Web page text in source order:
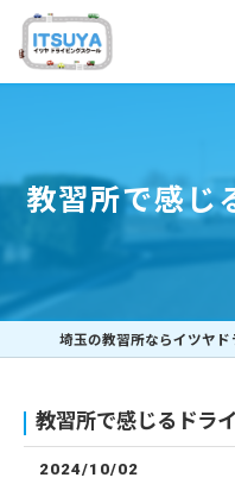
教習所で感じ
教習所で感じるドラ
2024/10/02